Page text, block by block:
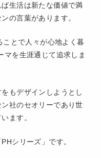
生活は新たな価値で満
の言葉があります。
ことで人々が心地よく暮
マを生涯通じて追求しま
もデザインしようとし
社のセオリーであり世
ます。
シリーズ」です。